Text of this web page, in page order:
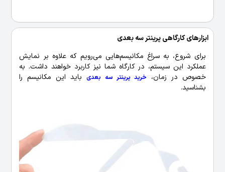
ابزارهای کارگاهی پرینتر سه‌ بعدی
برای شروع، به سراغ مکانیسم‌هایی می‌رویم که علاوه بر نمایش
عملکرد این سیستم، در کارگاه شما نیز کاربرد خواهند داشت. به
خصوص در زمان،
خرید پرینتر سه بعدیباید این مکانیسم را
بشناسید.